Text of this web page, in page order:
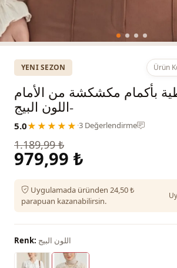
YENI SEZON Ürün
بأكمام مكشكشة من الأمام
-اللون البيج
5.0★★★★★ ·3 Değerlendirme
1.189,99 ₺
979,99 ₺
Uygulamada üründen 24,50 ₺
parapuan kazanabilirsin.
Renk: اللون البيج